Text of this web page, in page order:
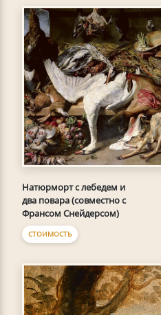
Натюрморт с лебедем и
два повара (совместно с
Франсом Снейдерсом)
СТОИМОСТЬ